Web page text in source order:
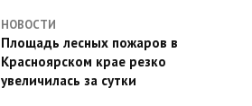
НОВОСТИ
Площадь лесных пожаров в
Красноярском крае резко
увеличилась за сутки